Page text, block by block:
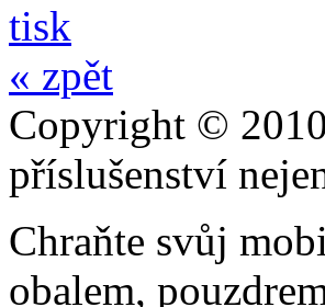
tisk
« zpět
Copyright ©
příslušenství
Chraňte svůj
obalem,